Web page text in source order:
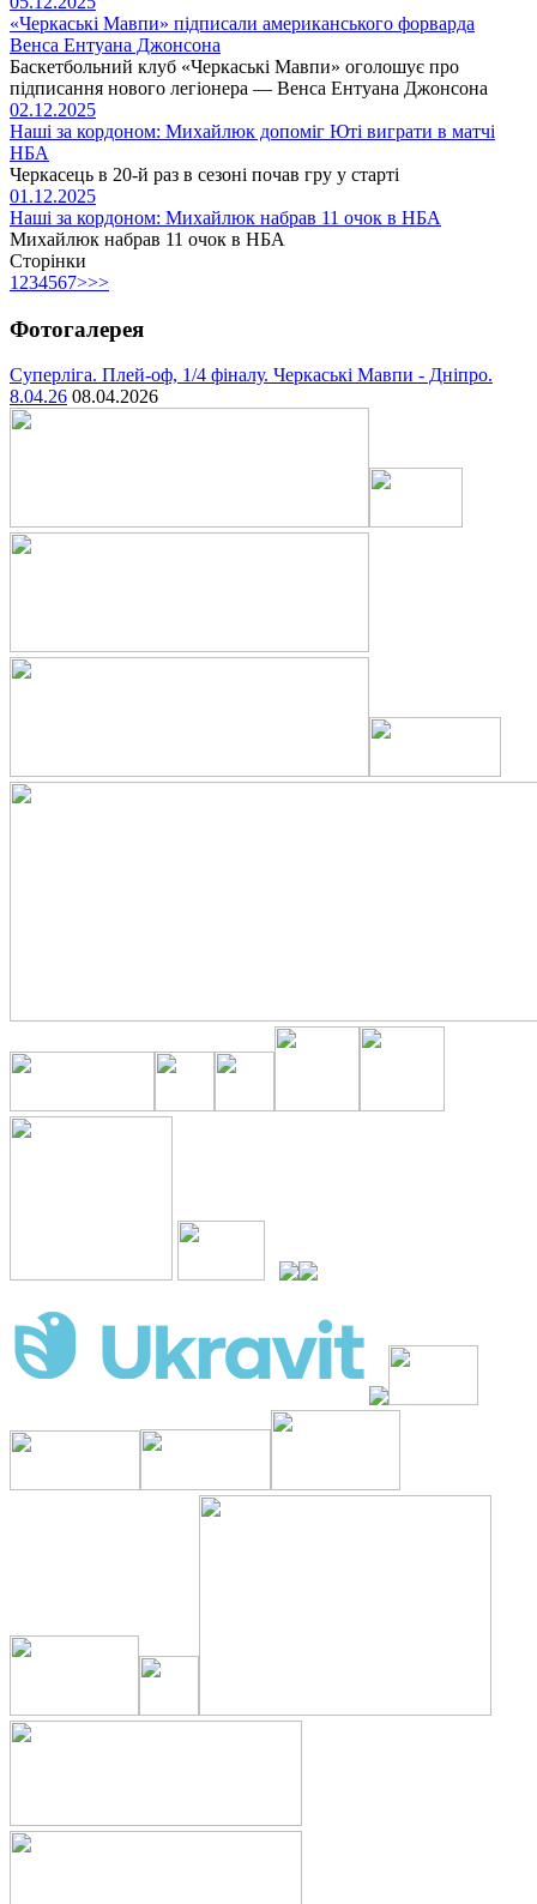
«Черкаські Мавпи» підписали американського форварда
Венса Ентуана Джонсона
Баскетбольний клуб «Черкаські Мавпи» оголошує про
підписання нового легіонера — Венса Ентуана Джонсона
02.12.2025
Наші за кордоном: Михайлюк допоміг Юті виграти в матчі
НБА
Черкасець в 20-й раз в сезоні почав гру у старті
01.12.2025
Наші за кордоном: Михайлюк набрав 11 очок в НБА
Михайлюк набрав 11 очок в НБА
Сторінки
1 234567>>>
Фотогалерея
Суперліга. Плей-оф, 1/4 фіналу. Черкаські Мавпи - Дніпро.
8.04.26 08.04.2026